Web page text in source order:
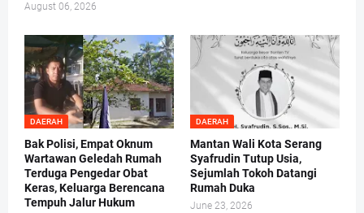
August 06, 2026
DAERAH
Bak Polisi, Empat Oknum
Wartawan Geledah Rumah
Terduga Pengedar Obat
Keras, Keluarga Berencana
Tempuh Jalur Hukum
DAERAH
Mantan Wali Kota Serang
Syafrudin Tutup Usia,
Sejumlah Tokoh Datangi
Rumah Duka
June 23, 2026